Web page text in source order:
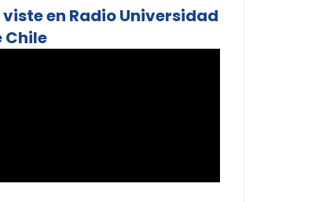
viste en Radio Universidad
Chile